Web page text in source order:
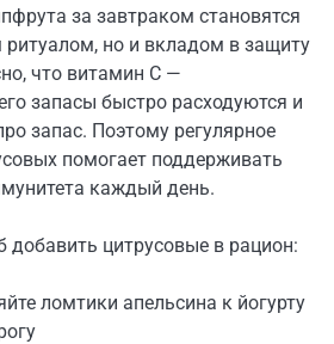
за завтраком становятся
ритуалом, но и вкладом в защиту
что витамин C —
запасы быстро расходуются и
запас. Поэтому регулярное
помогает поддерживать
каждый день.
добавить цитрусовые в рацион:
ломтики апельсина к йогурту